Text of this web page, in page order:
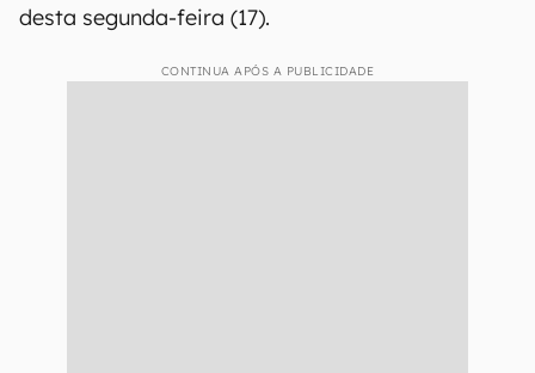
desta segunda-feira (17).
CONTINUA APÓS A PUBLICIDADE